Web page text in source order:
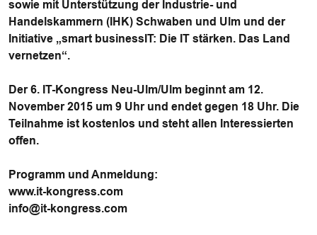
sowie mit Unterstützung der Industrie- und
Handelskammern (IHK) Schwaben und Ulm und der
Initiative „smart businessIT: Die IT stärken. Das Land
vernetzen“.
Der 6. IT-Kongress Neu-Ulm/Ulm beginnt am 12.
November 2015 um 9 Uhr und endet gegen 18 Uhr. Die
Teilnahme ist kostenlos und steht allen Interessierten
offen.
Programm und Anmeldung:
www.it-kongress.com
info@it-kongress.com